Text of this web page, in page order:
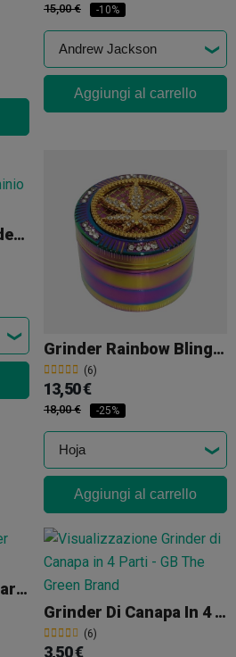
15,00 € -10%
Aggiungi al carrello
Krush Kube 3.0 Grinder Di Alluminio
Grinder Rainbow Bling Bling
(6)
13,50 €
18,00 € -25%
Aggiungi al carrello
Grinder Manuale 4 Parti Rasta
Grinder Di Canapa In 4 Parti
(6)
3,50 €